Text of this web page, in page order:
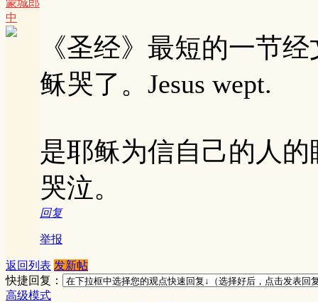
中
《圣经》最短的一节
稣哭了。Jesus wept.
是耶稣为信自己的人
哭泣。
回复
举报
返回列表 发新帖
快捷回复：
高级模式